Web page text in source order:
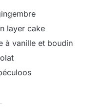
layer cake
à vanille et boudin